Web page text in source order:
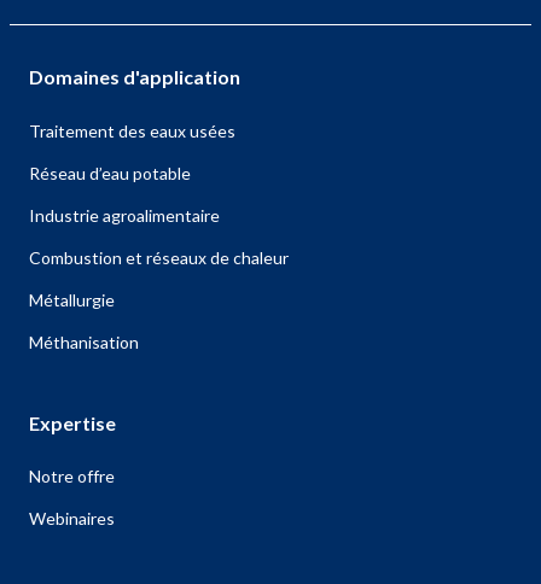
Domaines d'application
Traitement des eaux usées
Réseau d’eau potable
Industrie agroalimentaire
Combustion et réseaux de chaleur
Métallurgie
Méthanisation
Expertise
Notre offre
Webinaires